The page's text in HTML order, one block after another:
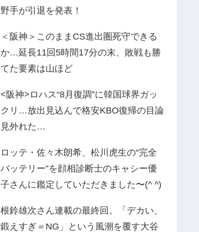
野手が引退を発表！
＜阪神＞このままCS進出圏死守できる
か…延長11回5時間17分の末、敗戦も勝
てた要素は山ほど
<阪神>ロハス“8月復調”に韓国球界ガッ
クリ…放出見込んで格安KBO復帰の目論
見外れた…
ロッテ・佐々木朗希、松川虎生の“完全
バッテリー”を顔相診断士のキャシー優
子さんに鑑定していただきました〜(^ ^)
根鈴雄次さん連載の最終回。「デカい、
鍛えすぎ＝NG」という風潮を覆す大谷